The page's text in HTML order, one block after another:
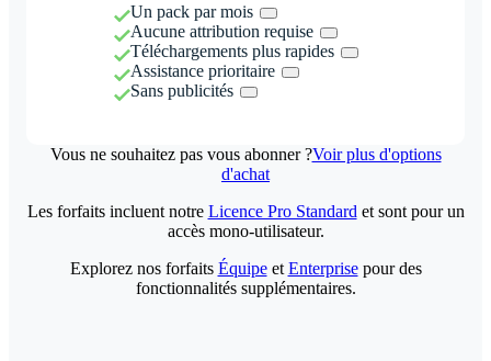
Un pack par mois
Aucune attribution requise
Téléchargements plus rapides
Assistance prioritaire
Sans publicités
Vous ne souhaitez pas vous abonner ?Voir plus d'options
d'achat
Les forfaits incluent notre Licence Pro Standard et sont pour un
accès mono-utilisateur.
Explorez nos forfaits Équipeet Enterprisepour des
fonctionnalités supplémentaires.